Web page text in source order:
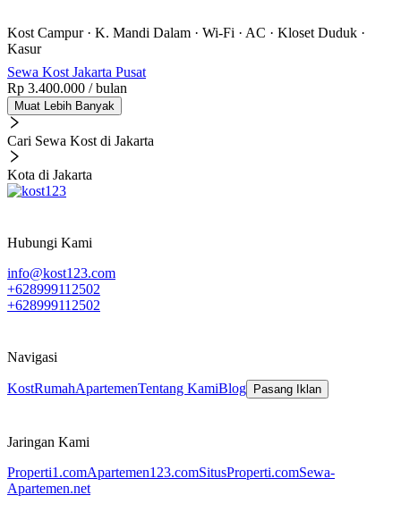
Kost Campur· K. Mandi Dalam · Wi-Fi · AC · Kloset Duduk ·
Kasur
Sewa Kost Jakarta Pusat
Rp 3.400.000 / bulan
Muat Lebih Banyak
Cari Sewa Kost di Jakarta
Kota di Jakarta
Hubungi Kami
info@kost123.com
+628999112502
+628999112502
Navigasi
KostRumahApartemenTentang KamiBlog Pasang Iklan
Jaringan Kami
Properti1.comApartemen123.comSitusProperti.comSewa-
Apartemen.net